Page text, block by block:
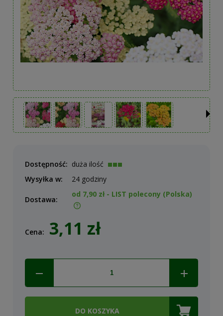
Dostępność: duża ilość
Wysyłka w:
24 godziny
Dostawa:
od 7,90 zł - LIST polecony (Polska)
Cena: 3,11 zł
DO KOSZYKA